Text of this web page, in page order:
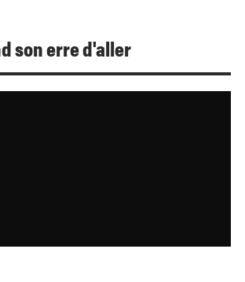
son erre d'aller